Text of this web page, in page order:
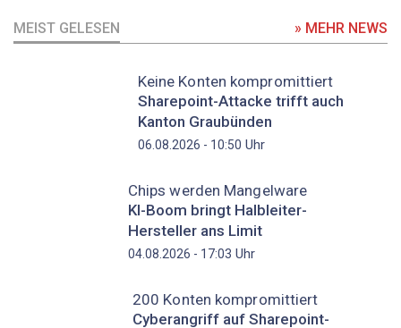
MEIST GELESEN » MEHR NEWS
Keine Konten kompromittiert
Sharepoint-Attacke trifft auch
Kanton Graubünden
06.08.2026 - 10:50 Uhr
Chips werden Mangelware
KI-Boom bringt Halbleiter-
Hersteller ans Limit
04.08.2026 - 17:03 Uhr
200 Konten kompromittiert
Cyberangriff auf Sharepoint-